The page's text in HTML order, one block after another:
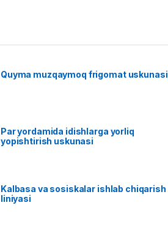
Quyma muzqaymoq frigomat uskunasi
Par yordamida idishlarga yorliq
yopishtirish uskunasi
Kalbasa va sosiskalar ishlab chiqarish
liniyasi